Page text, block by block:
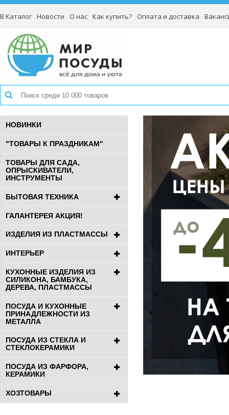
В Каталог Новости О нас Как купить? Оплата и доставка
НОВИНКИ
"ТОВАРЫ К ПРАЗДНИКАМ"
ТОВАРЫ ДЛЯ САДА,
ОПРЫСКИВАТЕЛИ,
ИНСТРУМЕНТЫ
БЫТОВАЯ ТЕХНИКА
ГАЛАНТЕРЕЯ АКЦИЯ!
ИЗДЕЛИЯ ИЗ ПЛАСТМАССЫ
ИНТЕРЬЕР
КУХОННЫЕ ИЗДЕЛИЯ ИЗ
СИЛИКОНА, БАМБУКА,
ДЕРЕВА, ПЛАСТМАССЫ
ПОСУДА И КУХОННЫЕ
ПРИНАДЛЕЖНОСТИ ИЗ
МЕТАЛЛА
ПОСУДА ИЗ СТЕКЛА И
СТЕКЛОКЕРАМИКИ
ПОСУДА ИЗ ФАРФОРА,
КЕРАМИКИ
ХОЗТОВАРЫ